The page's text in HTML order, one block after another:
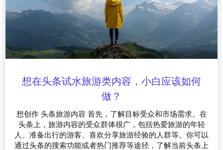
想在头条试水旅游类内容，小白应该如何
做？
想创作 头条旅游内容 首先，了解目标受众和市场需求。在
头条上，旅游内容的受众群体很广，包括热爱旅游的年轻
人、准备出行的游客、喜欢分享旅游经验的人群等。你可以
通过头条的搜索功能或者热门推荐等途径，了解当前头条上